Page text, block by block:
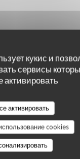
кукис и
сервисы
активировать
активировать
cookies
/ качество: 5